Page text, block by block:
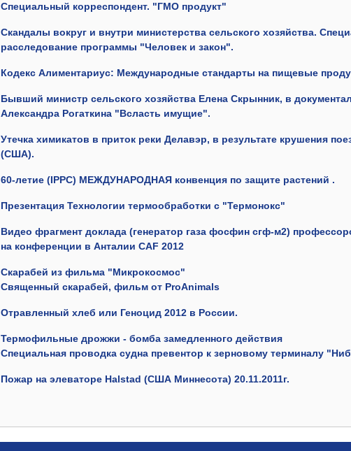
Специальный корреспондент. "ГМО продукт"
Скандалы вокруг и внутри министерства сельского хозяйства.
расследование программы "Человек и закон".
Кодекс Алиментариус: Международные стандарты на пищевые
Бывший министр сельского хозяйства Елена Скрынник, в
Александра Рогаткина "Вcласть имущие".
Утечка химикатов в приток реки Делавэр, в результате крушения
(США).
60-летие (IPPC) МЕЖДУНАРОДНАЯ конвенция по защите растений .
Презентация Технологии термообработки с "Термонокс"
Видео фрагмент доклада (генератор газа фосфин сгф-м2)
на конференции в Анталии CAF 2012
Скарабей из фильма "Микрокосмос"
Священный скарабей, фильм от ProAnimals
Отравленный хлеб или Геноцид 2012 в России.
Термофильные дрожжи - бомба замедленного действия
Специальная проводка судна превентор к зерновому терминалу
Пожар на элеваторе Halstad (США Миннесота) 20.11.2011г.